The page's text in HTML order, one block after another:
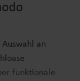
an
funktionale